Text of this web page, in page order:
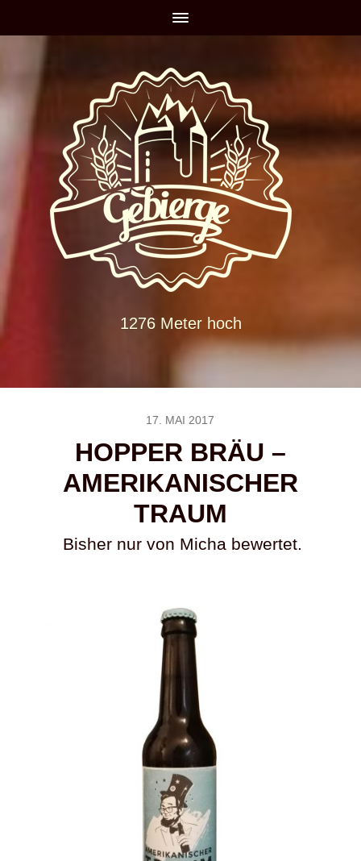
1276 Meter hoch
17. MAI 2017
HOPPER BRÄU –
AMERIKANISCHER
TRAUM
Bisher nur von Micha bewertet.